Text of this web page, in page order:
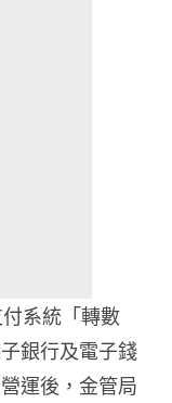
系統「轉數
銀行及電子錢
運後，金管局